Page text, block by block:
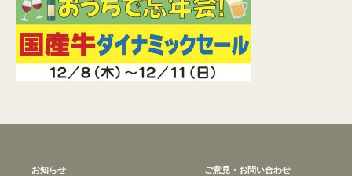
お知らせ ご意見・お問い合わせ